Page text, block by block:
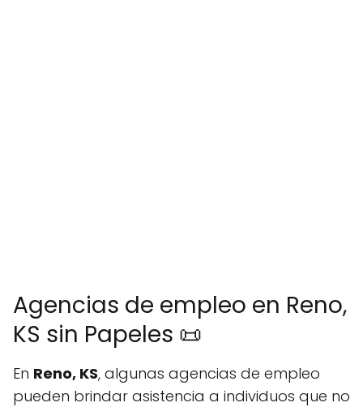
Agencias de empleo en Reno,
KS sin Papeles 📜
En Reno, KS, algunas agencias de empleo
pueden brindar asistencia a individuos que no